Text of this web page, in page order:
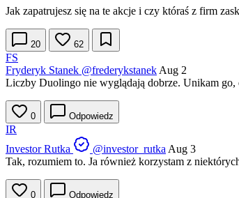
Jak zapatrujesz się na te akcje i czy któraś z firm
20 62
FS
Fryderyk Stanek @frederykstanek Aug 2
Liczby Duolingo nie wyglądają dobrze. Unikam go,
0 Odpowiedz
IR
Investor Rutka
@investor_rutka Aug 3
Tak, rozumiem to. Ja również korzystam z
0 Odpowiedz